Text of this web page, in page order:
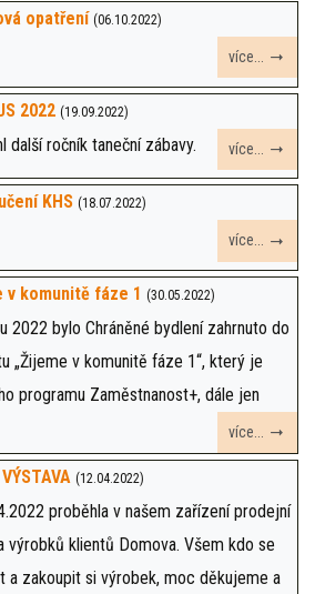
opatření (06.10.2022)
více...
2022 (19.09.2022)
další ročník taneční zábavy. více...
KHS (18.07.2022)
více...
v komunitě fáze 1 (30.05.2022)
2022 bylo Chráněné bydlení zahrnuto do
„Žijeme v komunitě fáze 1“, který je
programu Zaměstnanost+, dále jen
více...
(12.04.2022)
proběhla v našem zařízení prodejní
výrobků klientů Domova. Všem kdo se
a zakoupit si výrobek, moc děkujeme a